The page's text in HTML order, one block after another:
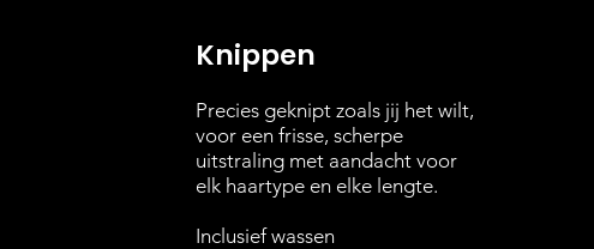
Knippen
Precies geknipt zoals jij het wilt,
voor een frisse, scherpe
uitstraling met aandacht voor
elk haartype en elke lengte.
Inclusief wassen